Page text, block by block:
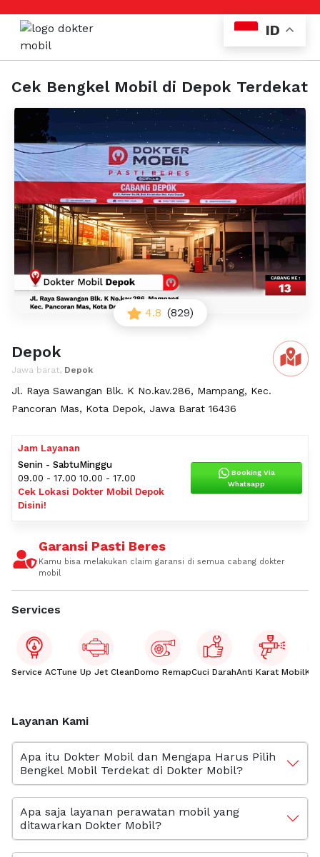
Cek Bengkel Mobil di Depok Terdekat
4.8 (829)
Depok
Jawa barat, Depok
Jl. Raya Sawangan Blk. K No.kav.286, Mampang, Kec.
Pancoran Mas, Kota Depok, Jawa Barat 16436
Jam Layanan
Senin - Sabtu
09.00 - 17.00
Minggu
10.00 - 17.00
Cek Lokasi Dokter Mobil Depok
Disini!
Booking Via
Whatsapp
Garansi Pasti Beres
Kamu bisa melakukan claim garansi di semua cabang dokter
mobil
Services
Service ACTune Up Jet CleanDomo RemapCuci DarahAnti Karat Mobil
Layanan Kami
Apa itu Dokter Mobil dan Mengapa Harus Pilih
Bengkel Mobil Terdekat di Dokter Mobil?
Apa saja layanan perawatan mobil yang
ditawarkan Dokter Mobil?
ID